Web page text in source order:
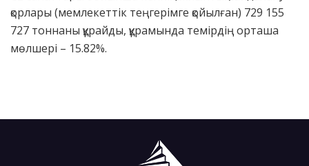
қорлары (мемлекеттік теңгерімге қойылған) 729 155
727 тоннаны құрайды, құрамында темірдің орташа
мөлшері – 15.82%.